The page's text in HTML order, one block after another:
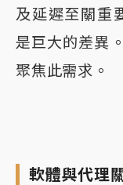
及延遲至關重
是巨大的差異
聚焦此需求。
軟體與代理